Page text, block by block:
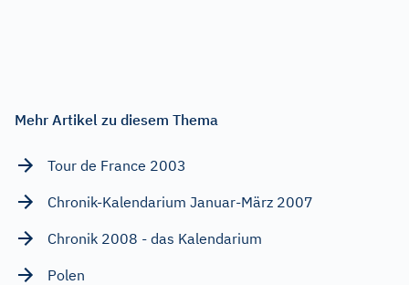
Mehr Artikel zu diesem Thema
Tour de France 2003
Chronik-Kalendarium Januar-März 2007
Chronik 2008 - das Kalendarium
Polen